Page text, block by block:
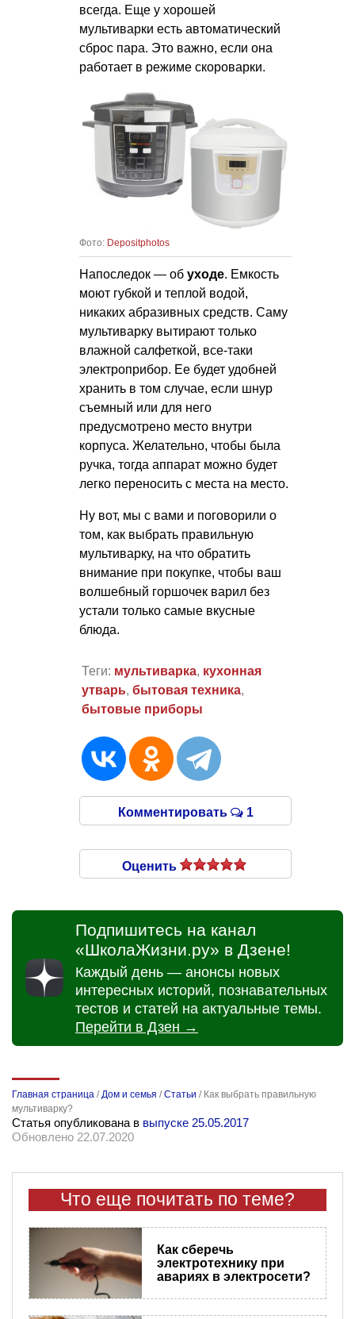
всегда. Еще у хорошей
мультиварки есть автоматический
сброс пара. Это важно, если она
работает в режиме скороварки.
Фото: Depositphotos
Напоследок — об уходе. Емкость
моют губкой и теплой водой,
никаких абразивных средств. Саму
мультиварку вытирают только
влажной салфеткой, все-таки
электроприбор. Ее будет удобней
хранить в том случае, если шнур
съемный или для него
предусмотрено место внутри
корпуса. Желательно, чтобы была
ручка, тогда аппарат можно будет
легко переносить с места на место.
Ну вот, мы с вами и поговорили о
том, как выбрать правильную
мультиварку, на что обратить
внимание при покупке, чтобы ваш
волшебный горшочек варил без
устали только самые вкусные
блюда.
Теги: мультиварка, кухонная
утварь, бытовая техника,
бытовые приборы
Комментировать 1
Оценить
Подпишитесь на канал
«ШколаЖизни.ру» в Дзене!
Каждый день — анонсы новых
интересных историй, познавательных
тестов и статей на актуальные темы.
Перейти в Дзен →
Главная страница / Дом и семья /Статьи / Как выбрать правильную
мультиварку?
Статья опубликована в выпуске 25.05.2017
Обновлено 22.07.2020
Что еще почитать по теме?
Как сберечь
электротехнику при
авариях в электросети?